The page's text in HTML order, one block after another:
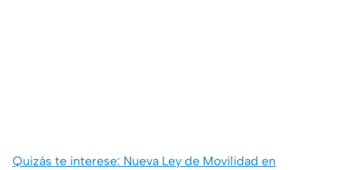
Quizás te interese: Nueva Ley de Movilidad en